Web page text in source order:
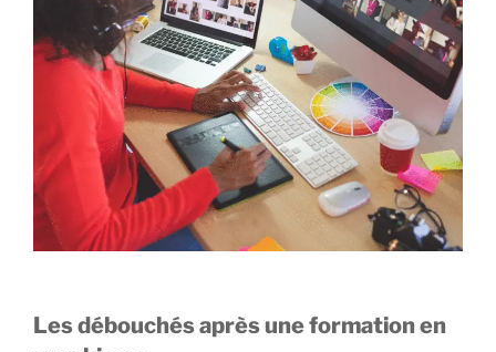
Les débouchés après une formation en